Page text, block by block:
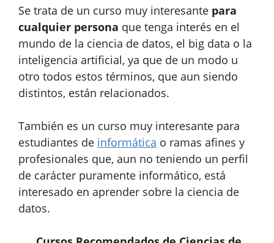
Se trata de un curso muy interesante para
cualquier persona que tenga interés en el
mundo de la ciencia de datos, el big data o la
inteligencia artificial, ya que de un modo u
otro todos estos términos, que aun siendo
distintos, están relacionados.
También es un curso muy interesante para
estudiantes de informática o ramas afines y
profesionales que, aun no teniendo un perfil
de carácter puramente informático, está
interesado en aprender sobre la ciencia de
datos.